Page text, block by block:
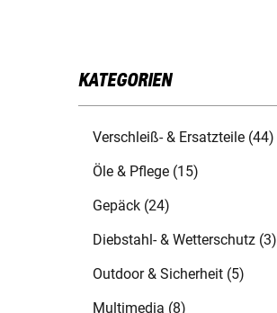
KATEGORIEN
Verschleiß- & Ersatzteile (44)
Öle & Pflege (15)
Gepäck (24)
Diebstahl- & Wetterschutz (3)
Outdoor & Sicherheit (5)
Multimedia (8)